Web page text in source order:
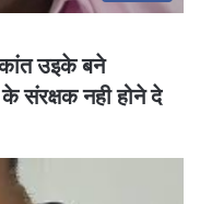
उइके बने
के संरक्षक नही होने दे